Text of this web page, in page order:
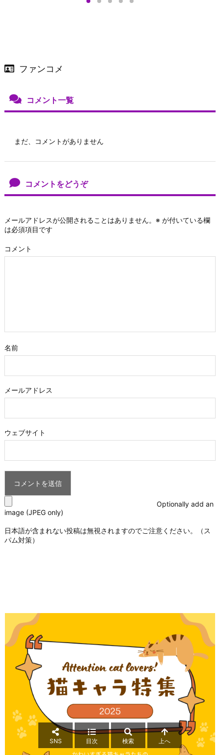
ファンコメ
コメント一覧
まだ、コメントがありません
コメントをどうぞ
メールアドレスが公開されることはありません。 ※ が付いている欄
は必須項目です
コメント
名前
メールアドレス
ウェブサイト
Optionally add an
image (JPEG only)
日本語が含まれない投稿は無視されますのでご注意ください。（ス
パム対策）
SNS 目次 検索 上へ